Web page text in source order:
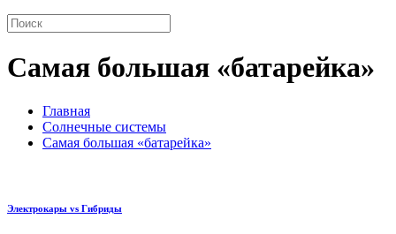
Самая большая «батарейка»
Главная
Солнечные системы
Самая большая «батарейка»
Электрокары vs Гибриды